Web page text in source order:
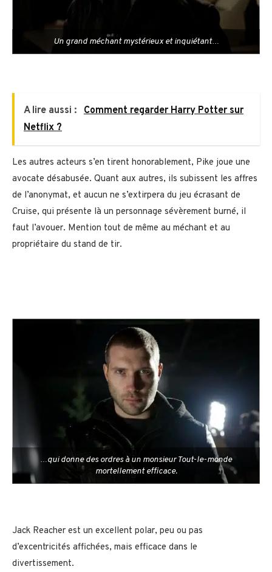
Un grand méchant mystérieux et inquiétant…
A lire aussi : Comment regarder Harry Potter sur
Netflix ?
Les autres acteurs s’en tirent honorablement, Pike joue une
avocate désabusée. Quant aux autres, ils subissent les affres
de l’anonymat, et aucun ne s’extirpera du jeu écrasant de
Cruise, qui présente là un personnage sévèrement burné, il
faut l’avouer. Mention tout de même au méchant et au
propriétaire du stand de tir.
…qui donne des ordres à un monsieur Tout-le-monde
mortellement efficace.
Jack Reacher est un excellent polar, peu ou pas
d’excentricités affichées, mais efficace dans le
divertissement.